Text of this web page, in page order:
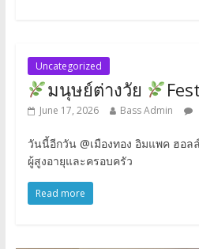
Uncategorized
มนุษย์ต่างวัย
June 17, 2026 Bass Admin
วันนี้อีกวัน @เมืองทอง อิมแพค ฮอ
ผู้สูงอายุและครอบครัว
Read more